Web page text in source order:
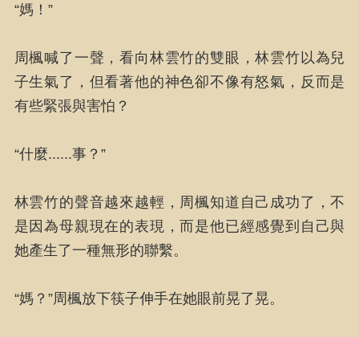
“媽！”
周楓喊了一聲，看向林雲竹的雙眼，林雲竹以為兒
子生氣了，但看著他的神色卻不像有怒氣，反而是
有些緊張與害怕？
“什麼......事？”
林雲竹的聲音越來越輕，周楓知道自己成功了，不
是因為母親現在的表現，而是他已經感覺到自己與
她產生了一種無形的聯繫。
“媽？”周楓放下筷子伸手在她眼前晃了晃。